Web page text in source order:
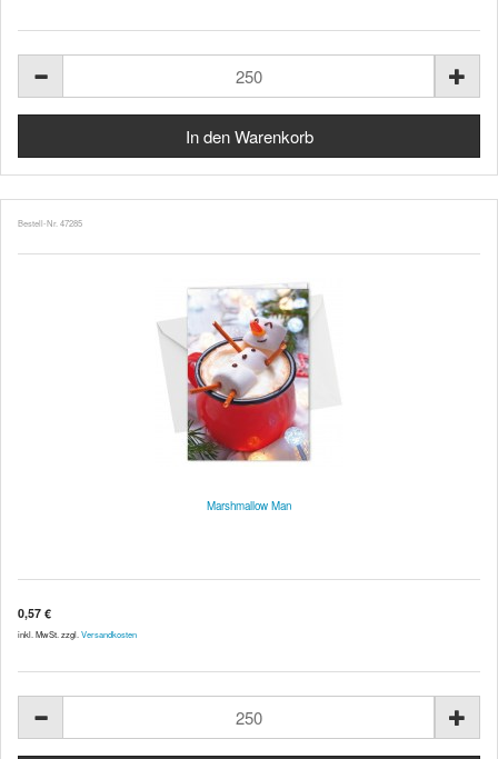
Bestell-Nr. 47285
Marshmallow Man
0,57 €
inkl. MwSt. zzgl. Versandkosten